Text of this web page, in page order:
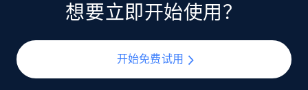
想要立即开始使用？
开始免费试用